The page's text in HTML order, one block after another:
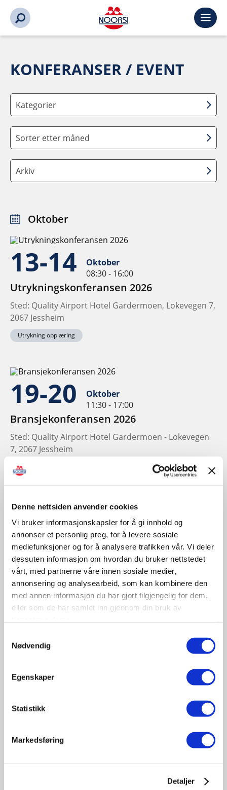
Denne nettsiden anvender cookies
Vi bruker informasjonskapsler for å gi innhold og
annonser et personlig preg, for å levere sosiale
mediefunksjoner og for å analysere trafikken vår. Vi deler
dessuten informasjon om hvordan du bruker nettstedet
vårt, med partnerne våre innen sosiale medier,
annonsering og analysearbeid, som kan kombinere den
med annen informasjon du har gjort tilgjengelig for dem,
eller som de har samlet inn gjennom din bruk av
Nødvendig
Egenskaper
Statistikk
Markedsføring
Detaljer
KONFERANSER / EVENT
Kategorier
Sorter etter måned
Arkiv
Oktober
13-14
Oktober
08:30 - 16:00
Utrykningskonferansen 2026
Sted: Quality Airport Hotel Gardermoen, Lokevegen 7,
2067 Jessheim
Utrykning opplæring
19-20
Oktober
11:30 - 17:00
Bransjekonferansen 2026
Sted: Quality Airport Hotel Gardermoen - Lokevegen
7, 2067 Jessheim
Sertifisert opplæring/kontroll
November
09-10
November
11:30 - 17:00
Tungbilkonferansen 2026
Tungbil etterutdanning
19
Sted: Quality Hotel Ålesund | Sorenskriver Bulls gate 7